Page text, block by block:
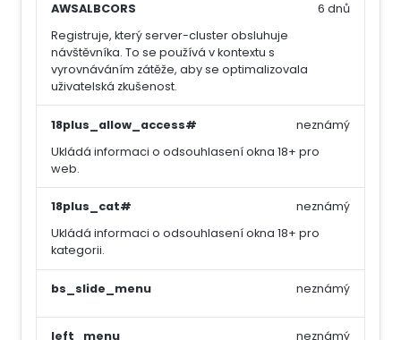
AWSALBCORS
Registruje, který server-cluster obsluhuje
návštěvníka. To se používá v kontextu s
vyrovnáváním zátěže, aby se optimalizovala
uživatelská zkušenost.
6 dnů
18plus_allow_access#
Ukládá informaci o odsouhlasení okna 18+ pro
web.
neznámý
18plus_cat#
Ukládá informaci o odsouhlasení okna 18+ pro
kategorii.
neznámý
bs_slide_menu neznámý
left_menu
neznámý